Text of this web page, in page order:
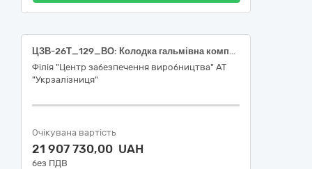
ЦЗВ-26Т_129_ВО: Колодка гальмівна композиційна з чавунними вставками (колодки гальмівні) (34630000-2 Частини залізничних або трамвайних локомотивів чи рейкового рухомого складу; обладнання для контролю залізничного руху)
Філія "Центр забезпечення виробництва" АТ
"Укрзалізниця"
Очікувана вартість
21 907 730,00 UAH
без ПДВ